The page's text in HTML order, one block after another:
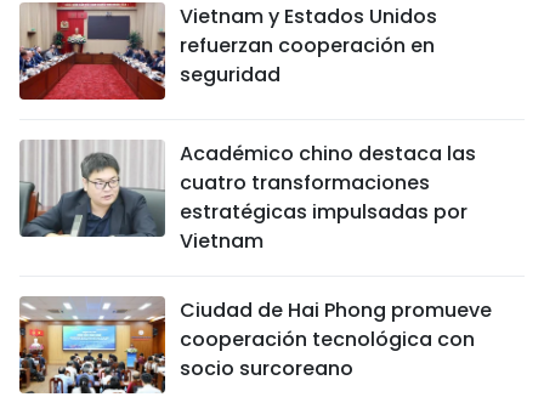
Vietnam y Estados Unidos
refuerzan cooperación en
seguridad
Académico chino destaca las
cuatro transformaciones
estratégicas impulsadas por
Vietnam
Ciudad de Hai Phong promueve
cooperación tecnológica con
socio surcoreano